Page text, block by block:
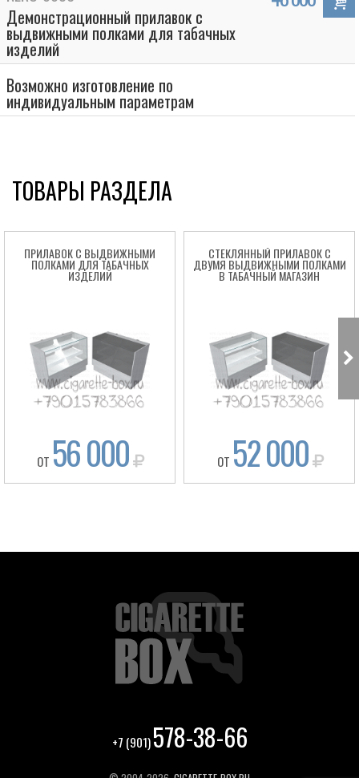
Демонстрационный прилавок с
выдвижными полками для табачных
изделий
Возможно изготовление по
индивидуальным параметрам
ТОВАРЫ РАЗДЕЛА
ПРИЛАВОК С ВЫДВИЖНЫМИ
ПОЛКАМИ ДЛЯ ТАБАЧНЫХ
ИЗДЕЛИЙ
ОТ 56 000
СТЕКЛЯННЫЙ ПРИЛАВОК С
ДВУМЯ ВЫДВИЖНЫМИ ПОЛКАМИ
В ТАБАЧНЫЙ МАГАЗИН
ОТ 52 000
+7 (901)578-38-66